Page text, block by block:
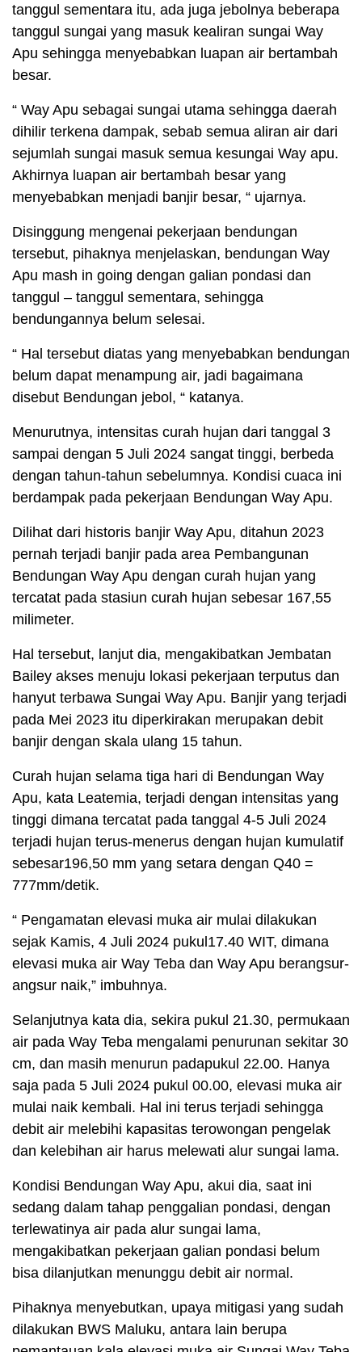
tanggul sementara itu, ada juga jebolnya beberapa
tanggul sungai yang masuk kealiran sungai Way
Apu sehingga menyebabkan luapan air bertambah
besar.
“ Way Apu sebagai sungai utama sehingga daerah
dihilir terkena dampak, sebab semua aliran air dari
sejumlah sungai masuk semua kesungai Way apu.
Akhirnya luapan air bertambah besar yang
menyebabkan menjadi banjir besar, “ ujarnya.
Disinggung mengenai pekerjaan bendungan
tersebut, pihaknya menjelaskan, bendungan Way
Apu mash in going dengan galian pondasi dan
tanggul – tanggul sementara, sehingga
bendungannya belum selesai.
“ Hal tersebut diatas yang menyebabkan bendungan
belum dapat menampung air, jadi bagaimana
disebut Bendungan jebol, “ katanya.
Menurutnya, intensitas curah hujan dari tanggal 3
sampai dengan 5 Juli 2024 sangat tinggi, berbeda
dengan tahun-tahun sebelumnya. Kondisi cuaca ini
berdampak pada pekerjaan Bendungan Way Apu.
Dilihat dari historis banjir Way Apu, ditahun 2023
pernah terjadi banjir pada area Pembangunan
Bendungan Way Apu dengan curah hujan yang
tercatat pada stasiun curah hujan sebesar 167,55
milimeter.
Hal tersebut, lanjut dia, mengakibatkan Jembatan
Bailey akses menuju lokasi pekerjaan terputus dan
hanyut terbawa Sungai Way Apu. Banjir yang terjadi
pada Mei 2023 itu diperkirakan merupakan debit
banjir dengan skala ulang 15 tahun.
Curah hujan selama tiga hari di Bendungan Way
Apu, kata Leatemia, terjadi dengan intensitas yang
tinggi dimana tercatat pada tanggal 4-5 Juli 2024
terjadi hujan terus-menerus dengan hujan kumulatif
sebesar196,50 mm yang setara dengan Q40 =
777mm/detik.
“ Pengamatan elevasi muka air mulai dilakukan
sejak Kamis, 4 Juli 2024 pukul17.40 WIT, dimana
elevasi muka air Way Teba dan Way Apu berangsur-
angsur naik,” imbuhnya.
Selanjutnya kata dia, sekira pukul 21.30, permukaan
air pada Way Teba mengalami penurunan sekitar 30
cm, dan masih menurun padapukul 22.00. Hanya
saja pada 5 Juli 2024 pukul 00.00, elevasi muka air
mulai naik kembali. Hal ini terus terjadi sehingga
debit air melebihi kapasitas terowongan pengelak
dan kelebihan air harus melewati alur sungai lama.
Kondisi Bendungan Way Apu, akui dia, saat ini
sedang dalam tahap penggalian pondasi, dengan
terlewatinya air pada alur sungai lama,
mengakibatkan pekerjaan galian pondasi belum
bisa dilanjutkan menunggu debit air normal.
Pihaknya menyebutkan, upaya mitigasi yang sudah
dilakukan BWS Maluku, antara lain berupa